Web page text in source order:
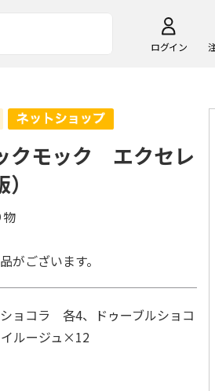
ログイン
クモック エクセレ
がございます。
ョコラ 各4、ドゥーブルショコ
イルージュ×12